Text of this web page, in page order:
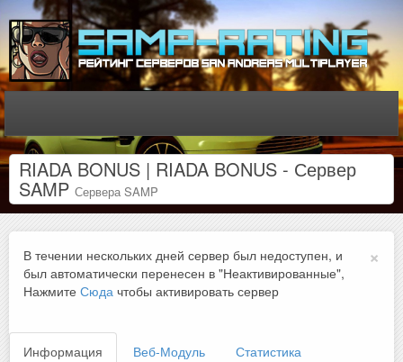
RIADA BONUS | RIADA BONUS - Сервер
SAMP Сервера SAMP
×
В течении нескольких дней сервер был недоступен, и
был автоматически перенесен в "Неактивированные",
Нажмите Сюда чтобы активировать сервер
Информация Веб-Модуль Статистика